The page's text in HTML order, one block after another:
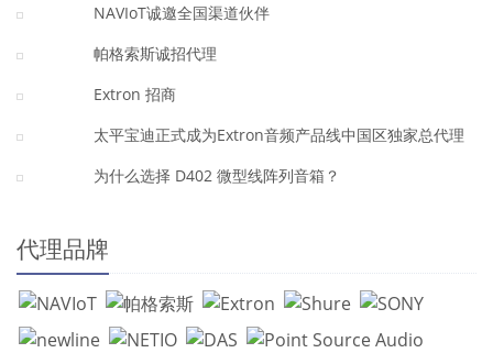
NAVIoT诚邀全国渠道伙伴
帕格索斯诚招代理
Extron 招商
太平宝迪正式成为Extron音频产品线中国区独家总代理
为什么选择 D402 微型线阵列音箱？
代理品牌